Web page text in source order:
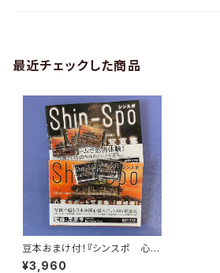
最近チェックした商品
豆本おまけ付！『シンスポ 心霊
スポット写真集』2冊セット
¥3,960